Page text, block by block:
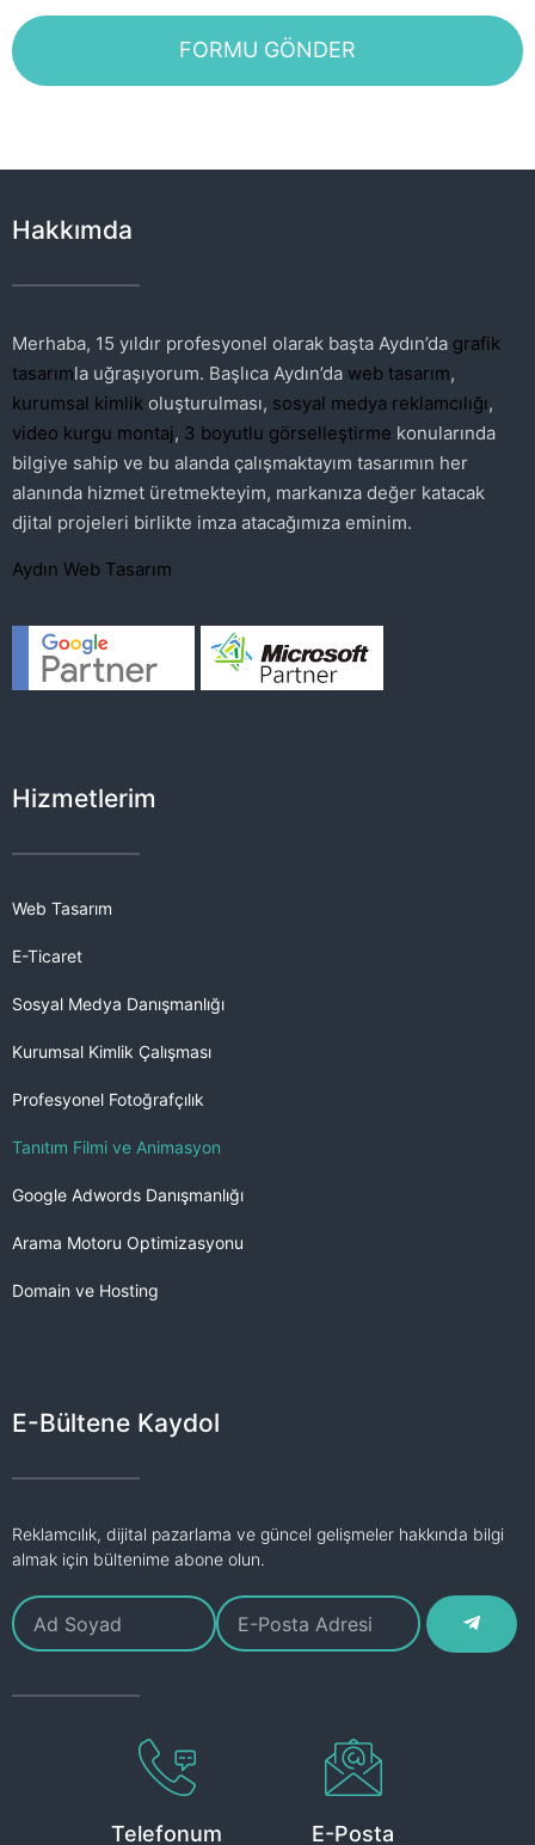
FORMU GÖNDER
Hakkımda
Merhaba, 15 yıldır profesyonel olarak başta Aydın’da grafik
tasarımla uğraşıyorum. Başlıca Aydın’da web tasarım,
kurumsal kimlik oluşturulması, sosyal medya reklamcılığı,
video kurgu montaj, 3 boyutlu görselleştirme konularında
bilgiye sahip ve bu alanda çalışmaktayım tasarımın her
alanında hizmet üretmekteyim, markanıza değer katacak
djital projeleri birlikte imza atacağımıza eminim.
Aydın Web Tasarım
Hizmetlerim
Web Tasarım
E-Ticaret
Sosyal Medya Danışmanlığı
Kurumsal Kimlik Çalışması
Profesyonel Fotoğrafçılık
Tanıtım Filmi ve Animasyon
Google Adwords Danışmanlığı
Arama Motoru Optimizasyonu
Domain ve Hosting
E-Bültene Kaydol
Reklamcılık, dijital pazarlama ve güncel gelişmeler hakkında bilgi
almak için bültenime abone olun.
Telefonum E-Posta